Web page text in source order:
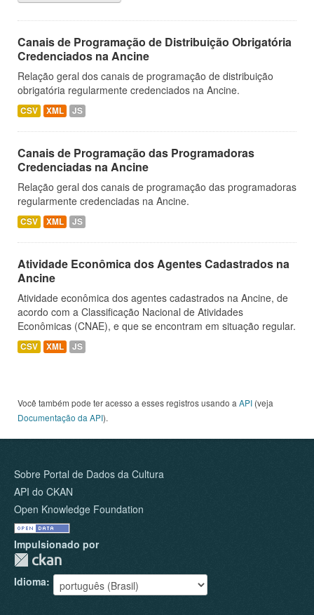
Canais de Programação de Distribuição Obrigatória
Credenciados na Ancine
Relação geral dos canais de programação de distribuição
obrigatória regularmente credenciados na Ancine.
CSV XML JS
Canais de Programação das Programadoras
Credenciadas na Ancine
Relação geral dos canais de programação das programadoras
regularmente credenciadas na Ancine.
CSV XML JS
Atividade Econômica dos Agentes Cadastrados na
Ancine
Atividade econômica dos agentes cadastrados na Ancine, de
acordo com a Classificação Nacional de Atividades
Econômicas (CNAE), e que se encontram em situação regular.
CSV XML JS
Você também pode ter acesso a esses registros usando a API (veja
Documentação da API).
Sobre Portal de Dados da Cultura
API do CKAN
Open Knowledge Foundation
Impulsionado por
Idioma